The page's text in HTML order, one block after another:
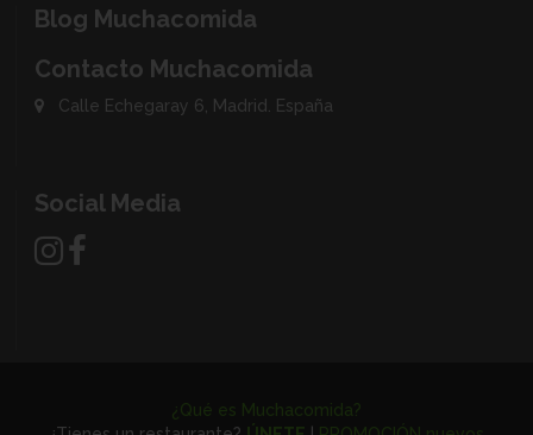
Blog Muchacomida
Contacto Muchacomida
Calle Echegaray 6, Madrid. España
Social Media
¿Qué es Muchacomida?